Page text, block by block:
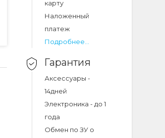
карту
Наложенный
платеж
Подробнее...
Гарантия
Аксессуары -
14дней
Электроника - до 1
года
Обмен по ЗУ о